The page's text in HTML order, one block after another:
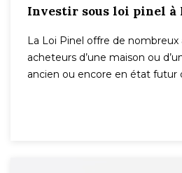
Investir sous loi pinel à
La Loi Pinel offre de nombreux
acheteurs d’une maison ou
ancien ou encore en état futur